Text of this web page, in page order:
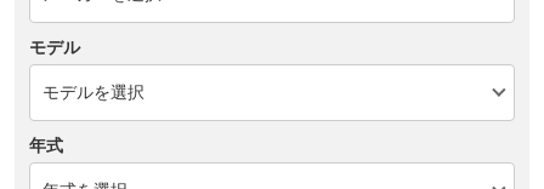
モデル
年式